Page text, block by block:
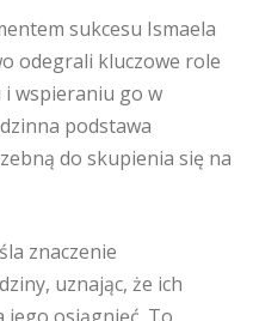
sukcesu Ismaela
odegrali kluczowe role
wspieraniu go w
podstawa
do skupienia się na
znaczenie
uznając, że ich